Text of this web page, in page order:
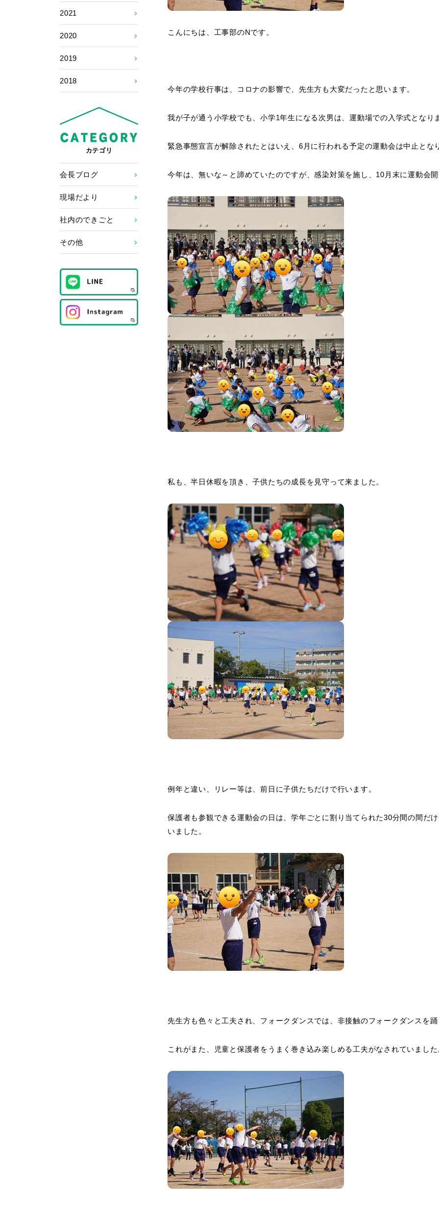
こんにちは、工事部のNです。
今年の学校行事は、コロナの影響で、先生方も大変だったと思います。
我が子が通う小学校でも、小学1年生になる次男は、運動場での入学式となり
緊急事態宣言が解除されたとはいえ、6月に行われる予定の運動会は中止とな
今年は、無いな～と諦めていたのですが、感染対策を施し、10月末に運動会
私も、半日休暇を頂き、子供たちの成長を見守って来ました。
例年と違い、リレー等は、前日に子供たちだけで行います。
保護者も参観できる運動会の日は、学年ごとに割り当てられた30分間の間だ
いました。
先生方も色々と工夫され、フォークダンスでは、非接触のフォークダンスを
これがまた、児童と保護者をうまく巻き込み楽しめる工夫がなされていまし
2021
2020
2019
2018
カテゴリ
会長ブログ
現場だより
社内のできごと
その他